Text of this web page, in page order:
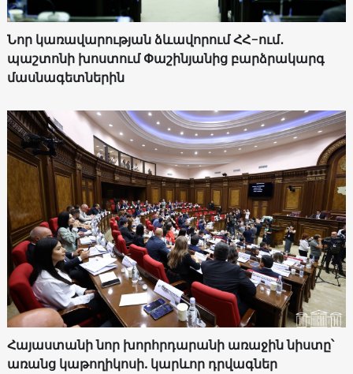
Նոր կառավարության ձևավորում ՀՀ-ում․
պաշտոնի խոստում Փաշինյանից բարձրակարգ
մասնագետներին
Հայաստանի նոր խորհրդարանի առաջին նիստը՝
առանց կաթողիկոսի. կարևոր դրվագներ